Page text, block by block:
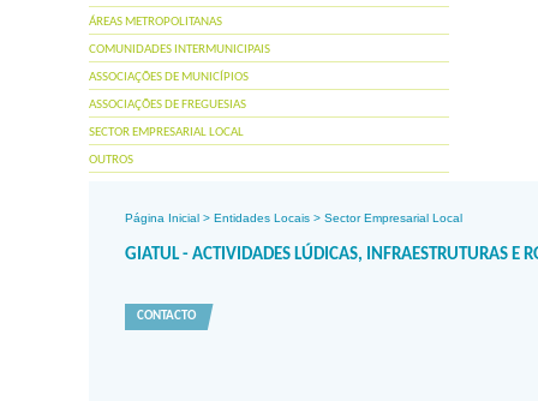
ÁREAS METROPOLITANAS
COMUNIDADES INTERMUNICIPAIS
ASSOCIAÇÕES DE MUNICÍPIOS
ASSOCIAÇÕES DE FREGUESIAS
SECTOR EMPRESARIAL LOCAL
OUTROS
Página Inicial > Entidades Locais > Sector Empresarial Local
GIATUL - ACTIVIDADES LÚDICAS, INFRAESTRUTURAS E
CONTACTO